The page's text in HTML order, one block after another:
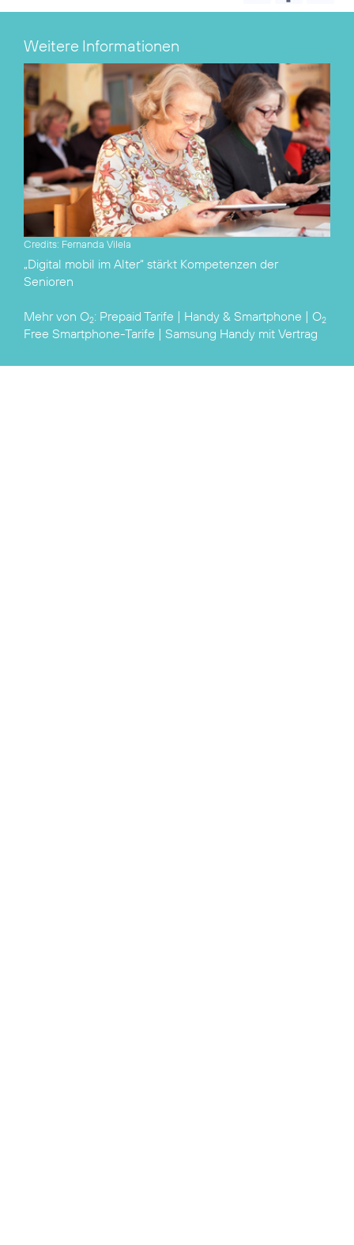
Weitere Informationen
Credits: Fernanda Vilela
„Digital mobil im Alter“ stärkt Kompetenzen der
Senioren
Mehr von O2: Prepaid Tarife | Handy & Smartphone | O2
Free Smartphone-Tarife | Samsung Handy mit Vertrag